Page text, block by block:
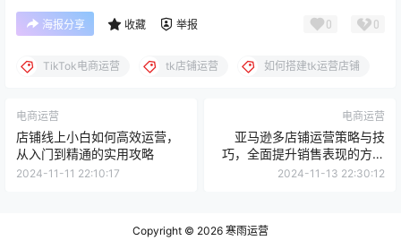
海报分享 收藏 举报 0 0
TikTok电商运营 tk店铺运营 如何搭建tk运营店铺
电商运营
店铺线上小白如何高效运营，
从入门到精通的实用攻略
2024-11-11 22:10:17
电商运营
亚马逊多店铺运营策略与技
巧，全面提升销售表现的方法
解析
2024-11-13 22:30:12
Copyright © 2026 寒雨运营